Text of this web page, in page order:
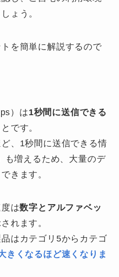
ょう。
を簡単に解説するので
）は1秒間に送信できる
です。
、1秒間に送信できる情
も増えるため、大量のデ
きます。
は数字とアルファベッ
れます。
はカテゴリ5からカテゴ
きくなるほど速くなりま